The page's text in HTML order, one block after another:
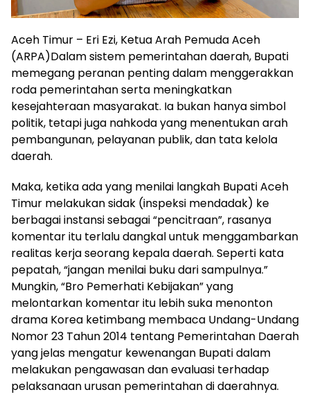
Aceh Timur – Eri Ezi, Ketua Arah Pemuda Aceh
(ARPA)Dalam sistem pemerintahan daerah, Bupati
memegang peranan penting dalam menggerakkan
roda pemerintahan serta meningkatkan
kesejahteraan masyarakat. Ia bukan hanya simbol
politik, tetapi juga nahkoda yang menentukan arah
pembangunan, pelayanan publik, dan tata kelola
daerah.
Maka, ketika ada yang menilai langkah Bupati Aceh
Timur melakukan sidak (inspeksi mendadak) ke
berbagai instansi sebagai “pencitraan”, rasanya
komentar itu terlalu dangkal untuk menggambarkan
realitas kerja seorang kepala daerah. Seperti kata
pepatah, “jangan menilai buku dari sampulnya.”
Mungkin, “Bro Pemerhati Kebijakan” yang
melontarkan komentar itu lebih suka menonton
drama Korea ketimbang membaca Undang-Undang
Nomor 23 Tahun 2014 tentang Pemerintahan Daerah
yang jelas mengatur kewenangan Bupati dalam
melakukan pengawasan dan evaluasi terhadap
pelaksanaan urusan pemerintahan di daerahnya.